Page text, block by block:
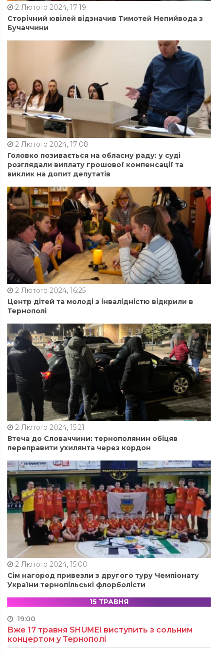
2 Лютого 2024, 17:19
Сторічний ювілей відзначив Тимотей Непийвода з
Бучаччини
2 Лютого 2024, 17:08
Головко позивається на обласну раду: у суді
розглядали виплату грошової компенсації та
виклик на допит депутатів
2 Лютого 2024, 16:25
Центр дітей та молоді з інвалідністю відкрили в
Тернополі
2 Лютого 2024, 15:21
Втеча до Словаччини: тернополянин обіцяв
переправити ухилянта через кордон
2 Лютого 2024, 15:00
Сім нагород привезли з другого туру Чемпіонату
України тернопільські флорболісти
15 ТРАВНЯ
19:00
Вже 17 травня SHUMEI виступить з сольним
концертом у Тернополі